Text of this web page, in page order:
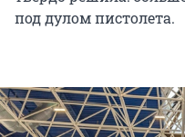
под дулом пистолета.